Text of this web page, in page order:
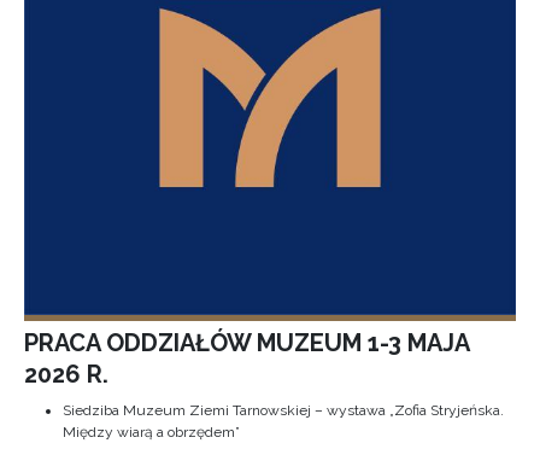
PRACA ODDZIAŁÓW MUZEUM 1-3 MAJA
2026 R.
Siedziba Muzeum Ziemi Tarnowskiej – wystawa „Zofia Stryjeńska.
Między wiarą a obrzędem”